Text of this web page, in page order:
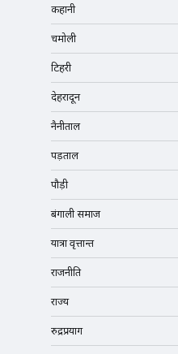
कहानी
चमोली
टिहरी
देहरादून
नैनीताल
पड़ताल
पौड़ी
बंगाली समाज
यात्रा वृत्तान्त
राजनीति
राज्य
रुद्रप्रयाग